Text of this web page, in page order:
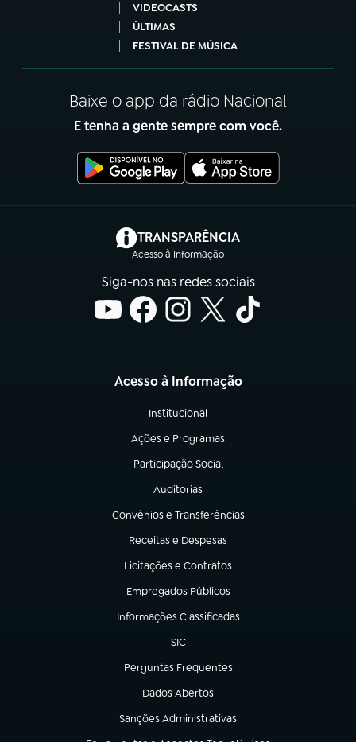
VIDEOCASTS
ÚLTIMAS
FESTIVAL DE MÚSICA
Baixe o app da rádio Nacional
E tenha a gente sempre com você.
TRANSPARÊNCIA
Acesso à Informação
(abre em nova aba)
Siga-nos nas redes sociais
Acesso à Informação
Institucional
(abre em nova aba)
Ações e Programas
(abre em nova aba)
Participação Social
(abre em nova aba)
Auditorias
(abre em nova aba)
Convênios e Transferências
(abre em nova aba)
Receitas e Despesas
(abre em nova aba)
Licitações e Contratos
(abre em nova aba)
Empregados Públicos
(abre em nova aba)
Informações Classificadas
(abre em nova aba)
SIC
(abre em nova aba)
Perguntas Frequentes
(abre em nova aba)
Dados Abertos
(abre em nova aba)
Sanções Administrativas
(abre em nova aba)